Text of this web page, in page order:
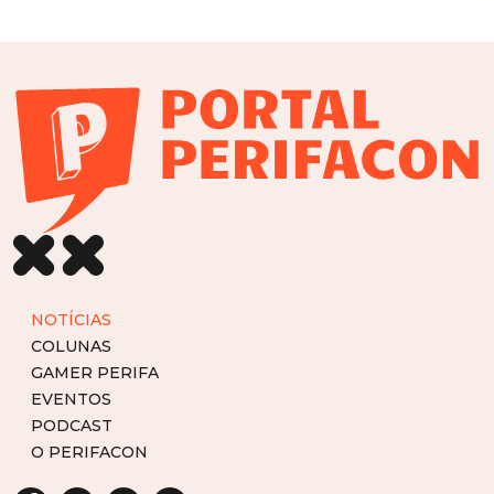
NOTÍCIAS
COLUNAS
GAMER PERIFA
EVENTOS
PODCAST
O PERIFACON